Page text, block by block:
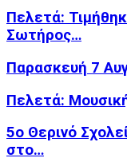
Πελετά:
Σωτήρος…
Παρασκευή 7
Πελετά:
5ο Θερινό
στο…